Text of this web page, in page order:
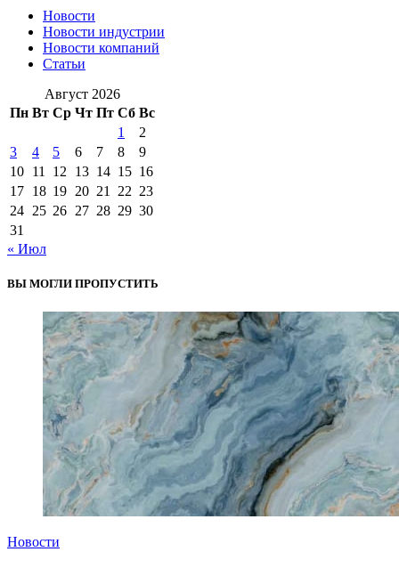
Новости
Новости индустрии
Новости компаний
Статьи
Август 2026
Пн Вт Ср Чт Пт Сб Вс
1
2
3
4 5 6 7 8
9
10 11 12 13 14 15 16
17 18 19 20 21 22 23
24 25 26 27 28 29 30
31
« Июл
ВЫ МОГЛИ ПРОПУСТИТЬ
Новости